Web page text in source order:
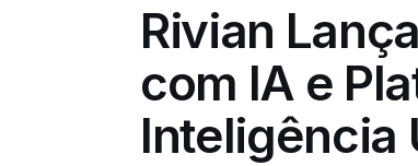
Rivian
com IA e
Inteligência